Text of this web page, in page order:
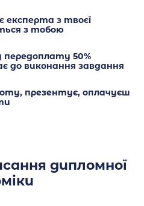
експерта з твоєї
з тобою
передоплату 50%
до виконання завдання
презентує, оплачуєш
дипломної